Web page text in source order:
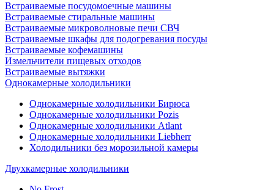
Встраиваемые посудомоечные машины
Встраиваемые стиральные машины
Встраиваемые микроволновые печи СВЧ
Встраиваемые шкафы для подогревания посуды
Встраиваемые кофемашины
Измельчители пищевых отходов
Встраиваемые вытяжки
Однокамерные холодильники
Однокамерные холодильники Бирюса
Однокамерные холодильники Pozis
Однокамерные холодильники Atlant
Однокамерные холодильники Liebherr
Холодильники без морозильной камеры
Двухкамерные холодильники